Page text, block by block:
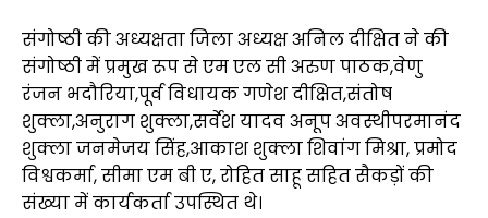
संगोष्ठी की अध्यक्षता जिला अध्यक्ष अनिल दीक्षित ने की
संगोष्ठी में प्रमुख रूप से एम एल सी अरुण पाठक,वेणु
रंजन भदौरिया,पूर्व विधायक गणेश दीक्षित,संतोष
शुक्ला,अनुराग शुक्ला,सर्वेश यादव अनूप अवस्थीपरमानंद
शुक्ला जनमेजय सिंह,आकाश शुक्ला शिवांग मिश्रा, प्रमोद
विश्वकर्मा, सीमा एम बी ए, रोहित साहू सहित सैकड़ों की
संख्या में कार्यकर्ता उपस्थित थे।